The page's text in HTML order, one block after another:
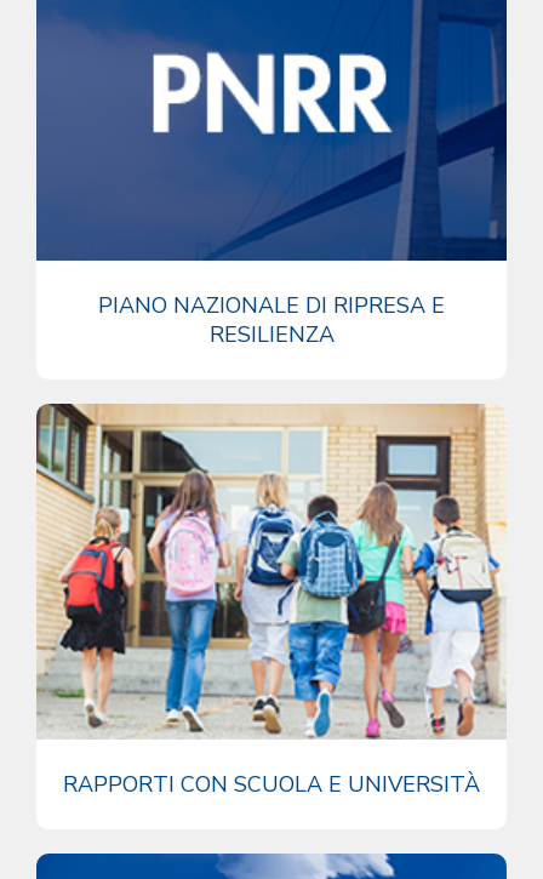
PIANO NAZIONALE DI RIPRESA E
RESILIENZA
RAPPORTI CON SCUOLA E UNIVERSITÀ